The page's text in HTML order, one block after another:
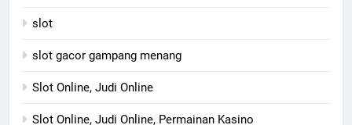
slot
slot gacor gampang menang
Slot Online, Judi Online
Slot Online, Judi Online, Permainan Kasino